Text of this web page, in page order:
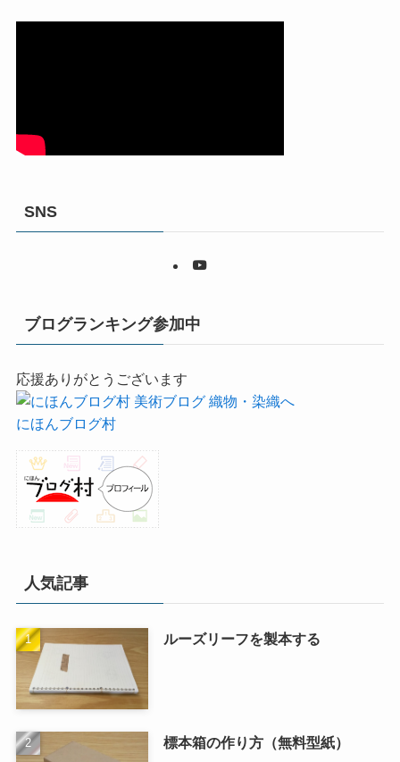
SNS
ブログランキング参加中
応援ありがとうございます
にほんブログ村
人気記事
ルーズリーフを製本する
標本箱の作り方（無料型紙）